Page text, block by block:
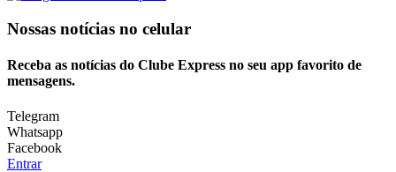
Nossas notícias no celular
Receba as notícias do Clube Express no seu app favorito de
mensagens.
Telegram
Whatsapp
Facebook
Entrar